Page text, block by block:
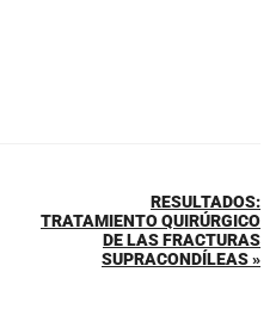
RESULTADOS:
TRATAMIENTO QUIRÚRGICO
DE LAS FRACTURAS
SUPRACONDÍLEAS »